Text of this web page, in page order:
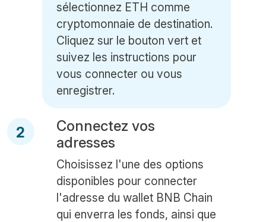
sélectionnez ETH comme
cryptomonnaie de destination.
Cliquez sur le bouton vert et
suivez les instructions pour
vous connecter ou vous
enregistrer.
2
Connectez vos
adresses
Choisissez l'une des options
disponibles pour connecter
l'adresse du wallet BNB Chain
qui enverra les fonds, ainsi que